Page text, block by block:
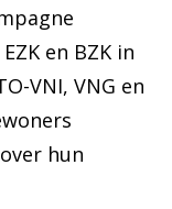
en BZK in
VNI, VNG en
hun